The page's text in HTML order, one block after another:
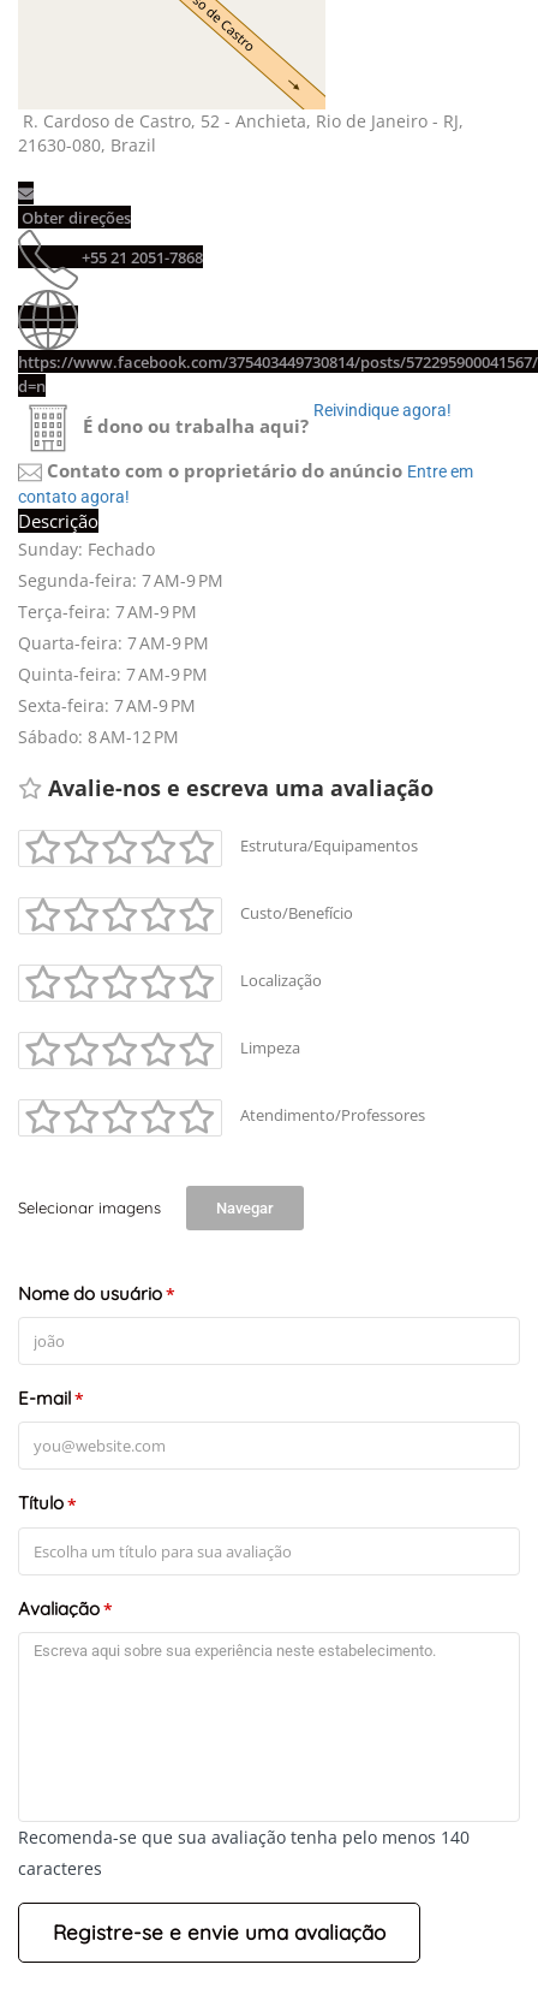
+-
R. Cardoso de Castro, 52 - Anchieta, Rio de Janeiro - RJ,
21630-080, Brazil
Obter direções
+55 21 2051-7868
https://www.facebook.com/375403449730814/posts/
d=n
É dono ou trabalha aqui?
Reivindique agora!
Contato com o proprietário do anúncio Entre em
contato agora!
Descrição
Sunday: Fechado
Segunda-feira: 7 AM-9 PM
Terça-feira: 7 AM-9 PM
Quarta-feira: 7 AM-9 PM
Quinta-feira: 7 AM-9 PM
Sexta-feira: 7 AM-9 PM
Sábado: 8 AM-12 PM
Avalie-nos e escreva uma avaliação
Estrutura/Equipamentos
Custo/Benefício
Localização
Limpeza
Atendimento/Professores
Selecionar imagens Navegar
Nome do usuário*
E-mail*
Título*
Avaliação*
Recomenda-se que sua avaliação tenha pelo menos 140
caracteres